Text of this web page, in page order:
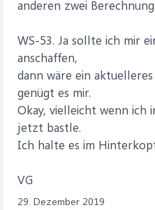
anderen zwei
WS-53. Ja sollte ich mir
anschaffen,
dann wäre ein
genügt es mir.
Okay, vielleicht wenn ich
jetzt bastle.
Ich halte es im
VG
29. Dezember 2019